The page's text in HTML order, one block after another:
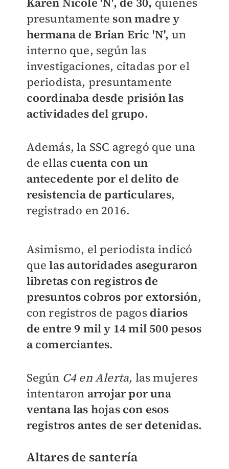
presuntamente son madre y
hermana de Brian Eric 'N', un
interno que, según las
investigaciones, citadas por el
periodista, presuntamente
coordinaba desde prisión las
actividades del grupo.
Además, la SSC agregó que una
de ellas cuenta con un
antecedente por el delito de
resistencia de particulares,
registrado en 2016.
Asimismo, el periodista indicó
quelas autoridades aseguraron
libretas con registros de
presuntos cobros por extorsión,
con registros de pagos diarios
de entre 9 mil y 14 mil 500 pesos
a comerciantes.
Según C4 en Alerta, las mujeres
intentaron arrojar por una
ventana las hojas con esos
registros antes de ser detenidas.
Altares de santería